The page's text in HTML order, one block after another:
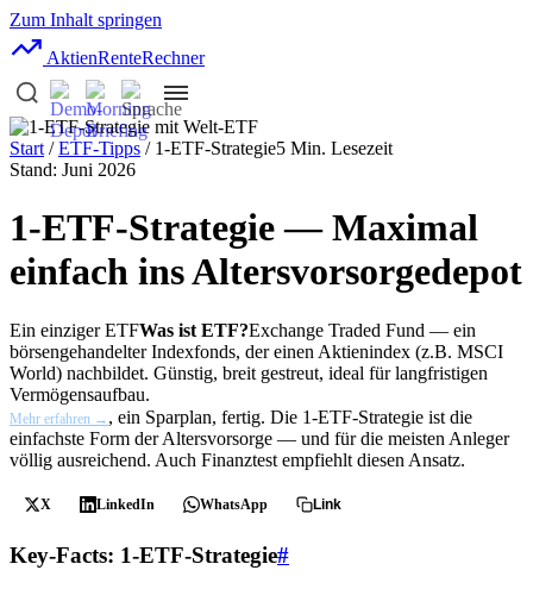
Zum Inhalt springen
AktienRenteRechner
Start /ETF-Tipps / 1-ETF-Strategie5 Min. Lesezeit
Stand: Juni 2026
1-ETF-Strategie — Maximal
einfach ins Altersvorsorgedepot
Ein einzigerETFWas ist ETF?Exchange Traded Fund — ein
börsengehandelter Indexfonds, der einen Aktienindex (z.B. MSCI
World) nachbildet. Günstig, breit gestreut, ideal für langfristigen
Vermögensaufbau.
Mehr erfahren → , ein Sparplan, fertig. Die 1-ETF-Strategie ist die
einfachste Form der Altersvorsorge — und für die meisten Anleger
völlig ausreichend. Auch Finanztest empfiehlt diesen Ansatz.
X LinkedIn WhatsApp Link
Key-Facts: 1-ETF-Strategie#